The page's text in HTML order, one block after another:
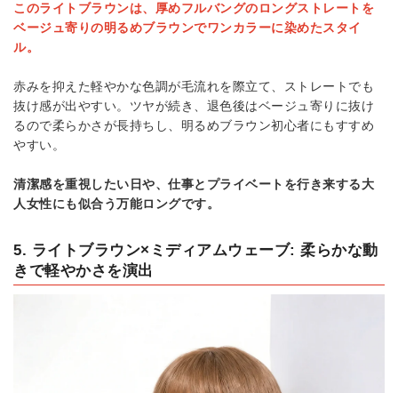
このライトブラウンは、厚めフルバングのロングストレートを
ベージュ寄りの明るめブラウンでワンカラーに染めたスタイ
ル。
赤みを抑えた軽やかな色調が毛流れを際立て、ストレートでも
抜け感が出やすい。ツヤが続き、退色後はベージュ寄りに抜け
るので柔らかさが長持ちし、明るめブラウン初心者にもすすめ
やすい。
清潔感を重視したい日や、仕事とプライベートを行き来する大
人女性にも似合う万能ロングです。
5. ライトブラウン×ミディアムウェーブ: 柔らかな動
きで軽やかさを演出